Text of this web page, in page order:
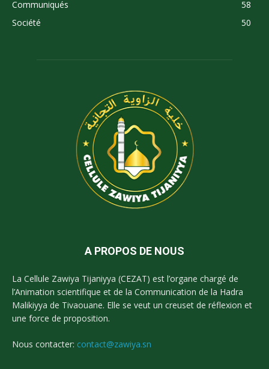
Communiqués
58
Société
50
A PROPOS DE NOUS
La Cellule Zawiya Tijaniyya (CEZAT) est l’organe chargé de
l’Animation scientifique et de la Communication de la Hadra
Malikiyya de Tivaouane. Elle se veut un creuset de réflexion et
une force de proposition.
Nous contacter: contact@zawiya.sn